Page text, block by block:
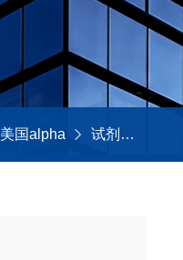
美国alpha 试剂及助熔剂